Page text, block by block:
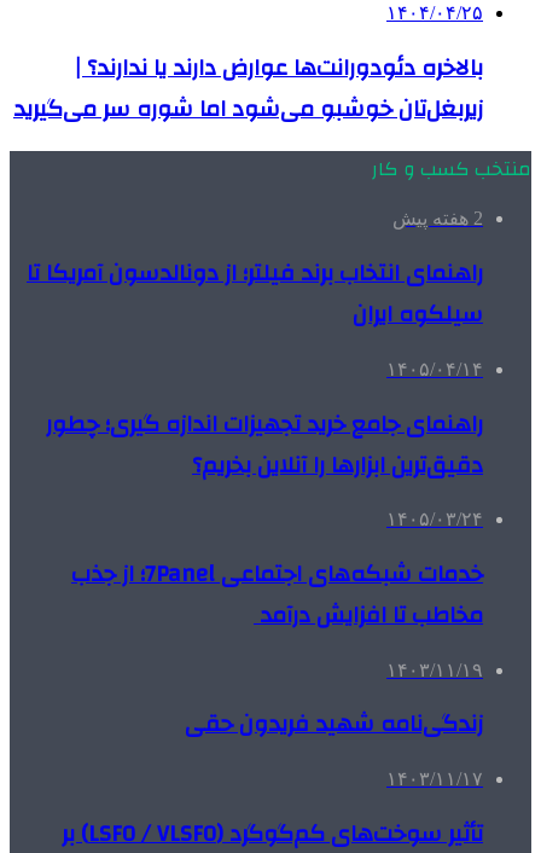
۱۴۰۴/۰۴/۲۵
بالاخره دئودورانت‌ها عوارض دارند یا ندارند؟ |
زیربغل‌تان خوشبو می‌شود اما شوره سر می‌گیرید
منتخب کسب و کار
2 هفته پیش
راهنمای انتخاب برند فیلتر؛ از دونالدسون آمریکا تا
سیلکوه ایران
۱۴۰۵/۰۴/۱۴
راهنمای جامع خرید تجهیزات اندازه گیری؛ چطور
دقیق‌ترین ابزارها را آنلاین بخریم؟
۱۴۰۵/۰۳/۲۴
خدمات شبکه‌های اجتماعی 7Panel؛ از جذب
مخاطب تا افزایش درآمد
۱۴۰۳/۱۱/۱۹
زندگی‌نامه شهید فریدون حقی
۱۴۰۳/۱۱/۱۷
تأثیر سوخت‌های کم‌گوگرد (LSFO / VLSFO) بر